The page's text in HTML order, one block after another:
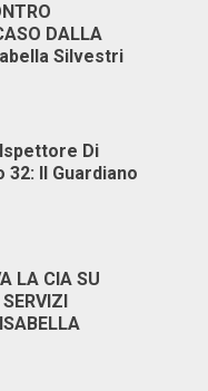
DALLA
Silvestri
Di
32: Il Guardiano
LA CIA SU